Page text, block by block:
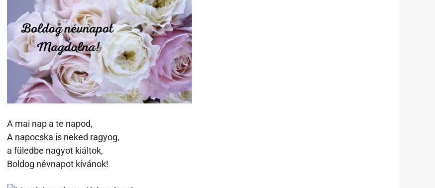
A mai nap a te napod,
A napocska is neked ragyog,
a füledbe nagyot kiáltok,
Boldog névnapot kívánok!